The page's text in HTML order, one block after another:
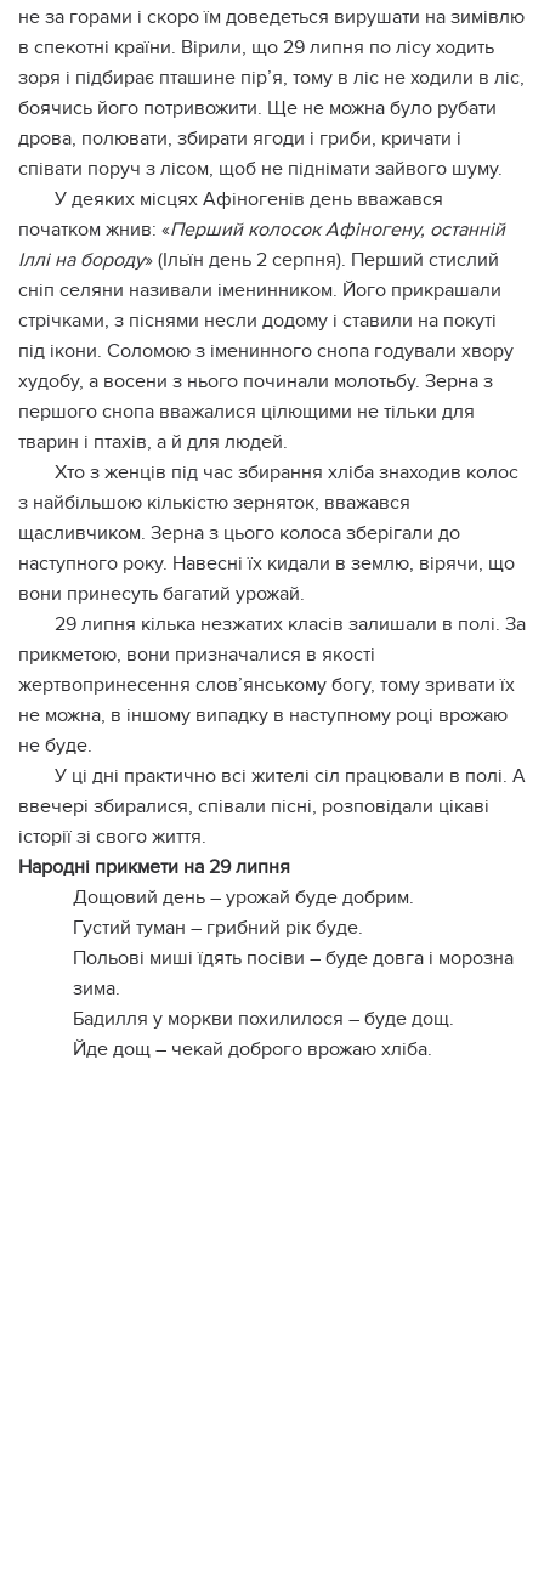
не за горами і скоро їм доведеться вирушати на зимівлю
в спекотні країни. Вірили, що 29 липня по лісу ходить
зоря і підбирає пташине пір’я, тому в ліс не ходили в ліс,
боячись його потривожити. Ще не можна було рубати
дрова, полювати, збирати ягоди і гриби, кричати і
співати поруч з лісом, щоб не піднімати зайвого шуму.
У деяких місцях Афіногенів день вважався
початком жнив: «Перший колосок Афіногену, останній
Іллі на бороду» (Ільїн день 2 серпня). Перший стислий
сніп селяни називали іменинником. Його прикрашали
стрічками, з піснями несли додому і ставили на покуті
під ікони. Соломою з іменинного снопа годували хвору
худобу, а восени з нього починали молотьбу. Зерна з
першого снопа вважалися цілющими не тільки для
тварин і птахів, а й для людей.
Хто з женців під час збирання хліба знаходив колос
з найбільшою кількістю зерняток, вважався
щасливчиком. Зерна з цього колоса зберігали до
наступного року. Навесні їх кидали в землю, вірячи, що
вони принесуть багатий урожай.
29 липня кілька незжатих класів залишали в полі. За
прикметою, вони призначалися в якості
жертвопринесення слов’янському богу, тому зривати їх
не можна, в іншому випадку в наступному році врожаю
не буде.
У ці дні практично всі жителі сіл працювали в полі. А
ввечері збиралися, співали пісні, розповідали цікаві
історії зі свого життя.
Народні прикмети на 29 липня
Дощовий день – урожай буде добрим.
Густий туман – грибний рік буде.
Польові миші їдять посіви – буде довга і морозна
зима.
Бадилля у моркви похилилося – буде дощ.
Йде дощ – чекай доброго врожаю хліба.